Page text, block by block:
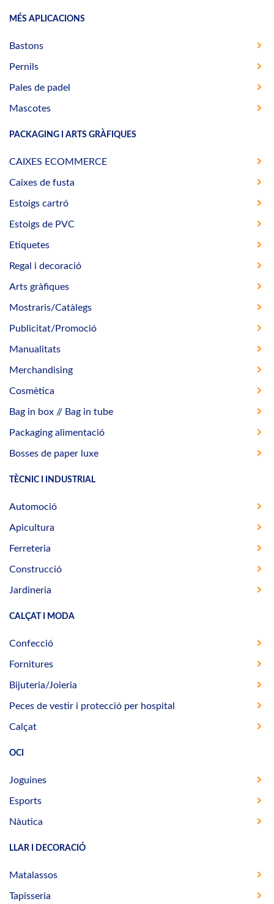
MÉS APLICACIONS
Bastons
Pernils
Pales de padel
Mascotes
PACKAGING I ARTS GRÀFIQUES
CAIXES ECOMMERCE
Caixes de fusta
Estoigs cartró
Estoigs de PVC
Etiquetes
Regal i decoració
Arts gràfiques
Mostraris/Catàlegs
Publicitat/Promoció
Manualitats
Merchandising
Cosmètica
Bag in box // Bag in tube
Packaging alimentació
Bosses de paper luxe
TÈCNIC I INDUSTRIAL
Automoció
Apicultura
Ferreteria
Construcció
Jardineria
CALÇAT I MODA
Confecció
Fornitures
Bijuteria/Joieria
Peces de vestir i protecció per hospital
Calçat
OCI
Joguines
Esports
Nàutica
LLAR I DECORACIÓ
Matalassos
Tapisseria